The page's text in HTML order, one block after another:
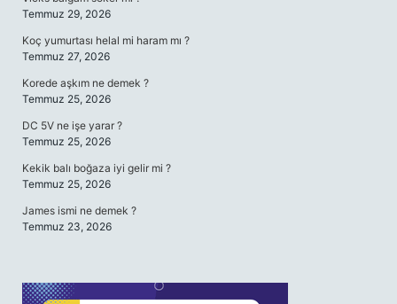
Temmuz 29, 2026
Koç yumurtası helal mi haram mı ?
Temmuz 27, 2026
Korede aşkım ne demek ?
Temmuz 25, 2026
DC 5V ne işe yarar ?
Temmuz 25, 2026
Kekik balı boğaza iyi gelir mi ?
Temmuz 25, 2026
James ismi ne demek ?
Temmuz 23, 2026